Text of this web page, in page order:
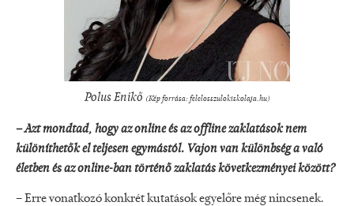
Polus Enikő (Kép forrása: felelosszulokiskolaja.hu)
– Azt mondtad, hogy az online és az offline zaklatások nem
különíthetők el teljesen egymástól. Vajon van különbség a való
életben és az online-ban történő zaklatás következményei között?
– Erre vonatkozó konkrét kutatások egyelőre még nincsenek.